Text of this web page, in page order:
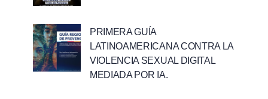
PRIMERA GUÍA
LATINOAMERICANA CONTRA LA
VIOLENCIA SEXUAL DIGITAL
MEDIADA POR IA.